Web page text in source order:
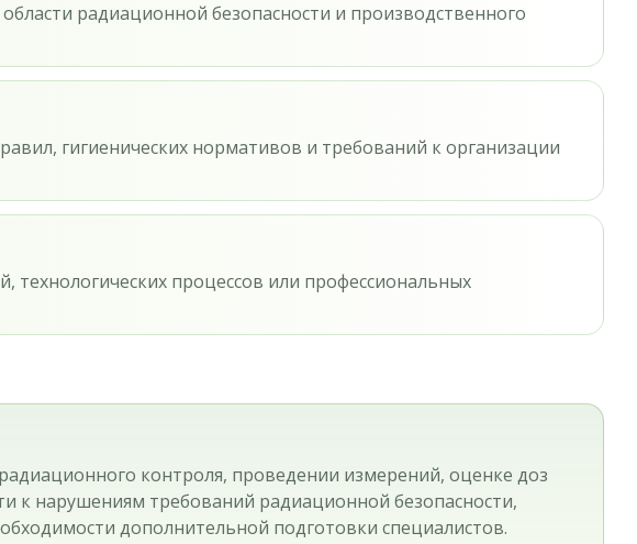
радиационной безопасности и производственного
гигиенических нормативов и требований к организации
процессов или профессиональных
контроля, проведении измерений, оценке доз
к нарушениям требований радиационной безопасности,
дополнительной подготовки специалистов.